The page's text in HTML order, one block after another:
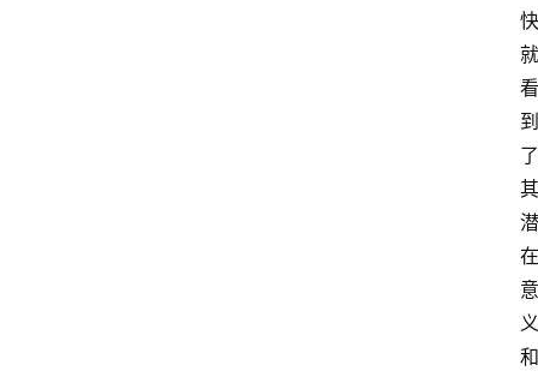
快
就
看
到
了
其
潜
在
意
义
和